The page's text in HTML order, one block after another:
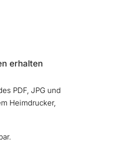
erhalten
PDF, JPG und
Heimdrucker,